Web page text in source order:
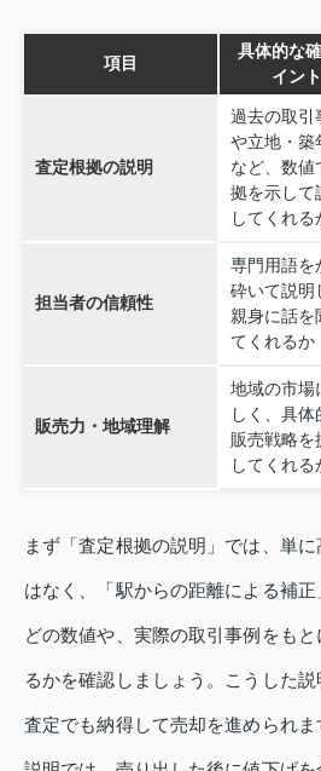
項目
具体的な
イント
査定根拠の説明
過去の取引
や立地・築
など、数値
拠を示して
してくれる
担当者の信頼性
専門用語を
砕いて説明
親身に話を
てくれるか
販売力・地域理解
地域の市場
しく、具体
販売戦略を
してくれる
まず「査定根拠の説明」では、単
はなく、「駅からの距離による補
どの数値や、実際の取引事例をも
るかを確認しましょう。こうした
査定でも納得して売却を進められ